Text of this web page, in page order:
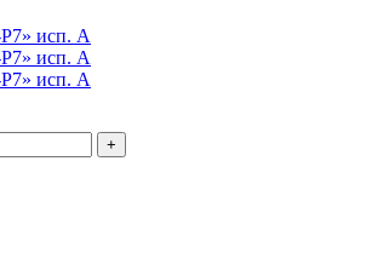
+